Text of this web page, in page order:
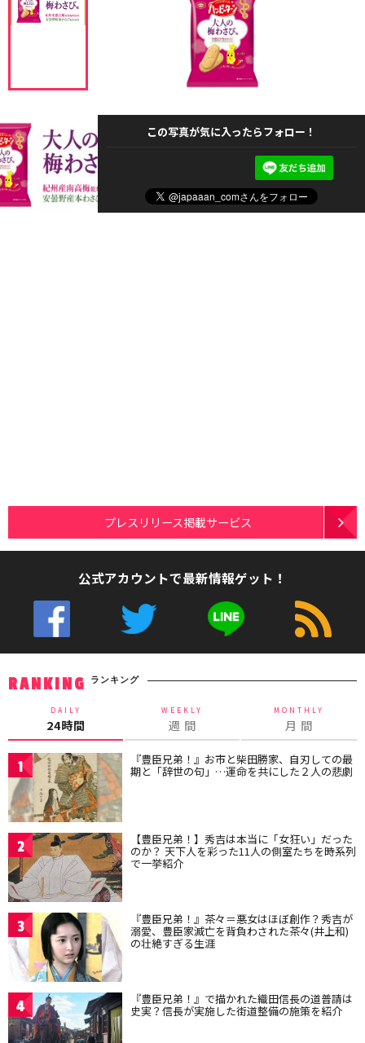
この写真が気に入ったらフォロー！
プレスリリース掲載サービス
公式アカウントで最新情報ゲット！
RANKING ランキング
DAILY
24時間
WEEKLY
週 間
MONTHLY
月 間
1 『豊臣兄弟！』お市と柴田勝家、自刃しての最
期と「辞世の句」…運命を共にした２人の悲劇
2 【豊臣兄弟！】秀吉は本当に「女狂い」だった
のか？ 天下人を彩った11人の側室たちを時系列
で一挙紹介
3 『豊臣兄弟！』茶々＝悪女はほぼ創作？秀吉が
溺愛、豊臣家滅亡を背負わされた茶々(井上和)
の壮絶すぎる生涯
4 『豊臣兄弟！』で描かれた織田信長の道普請は
史実？信長が実施した街道整備の施策を紹介